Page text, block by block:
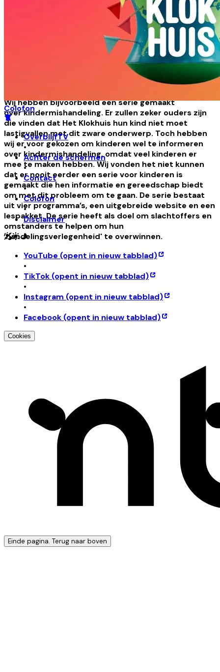
Het Klokhuis maakt natuurlijk óók graag afleveringen
over lollies. Maar wij lopen niet met een bocht om de
moeilijke onderwerpen heen. Wij denken bij die
onderwerpen wel heel goed na over hoe we het
verhaal vertellen. Wij zijn voorzichtig, maar ook
realistisch. We vertellen het verhaal op een manier
die past bij de vragen die kinderen stellen, en die
Wij hebben bijvoorbeeld een serie gemaakt
over kindermishandeling. Er zullen zeker ouders zijn
die vinden dat Het Klokhuis hun kind niet moet
lastigvallen met dit zware onderwerp. Toch hebben
wij er voor gekozen om kinderen wel te informeren
over kindermishandeling, omdat veel kinderen er
mee te maken hebben. Wij vonden het niet kunnen
dat er nooit eerder een serie voor kinderen is
gemaakt die hen informatie en gereedschap biedt
om met dit probleem om te gaan. De serie bestaat
uit vier programma’s, een uitgebreide website en een
lespakket. De serie heeft als doel om slachtoffers en
omstanders te helpen om hun
'handelingsverlegenheid' te overwinnen.
Colofon
OverblijfTV
•
Achter de schermen
•
Contact
•
Colofon
•
Disclaimer
YouTube (opent in nieuw tabblad)
•
TikTok (opent in nieuw tabblad)
•
Instagram (opent in nieuw tabblad)
•
Facebook (opent in nieuw tabblad)
Cookies
Einde pagina. Terug naar boven